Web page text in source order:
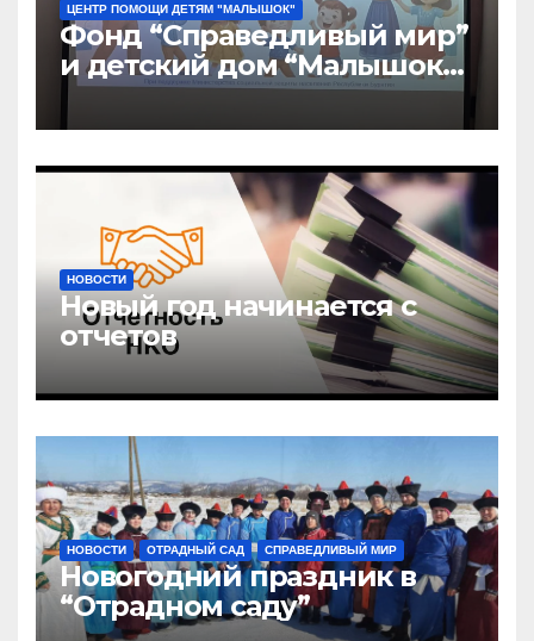
ЦЕНТР ПОМОЩИ ДЕТЯМ "МАЛЫШОК"
Фонд “Справедливый мир”
и детский дом “Малышок”
открыли центр новых
возможностей “УРАГШАА”
НОВОСТИ
Новый год начинается с
отчетов
НОВОСТИ ОТРАДНЫЙ САД СПРАВЕДЛИВЫЙ МИР
Новогодний праздник в
“Отрадном саду”